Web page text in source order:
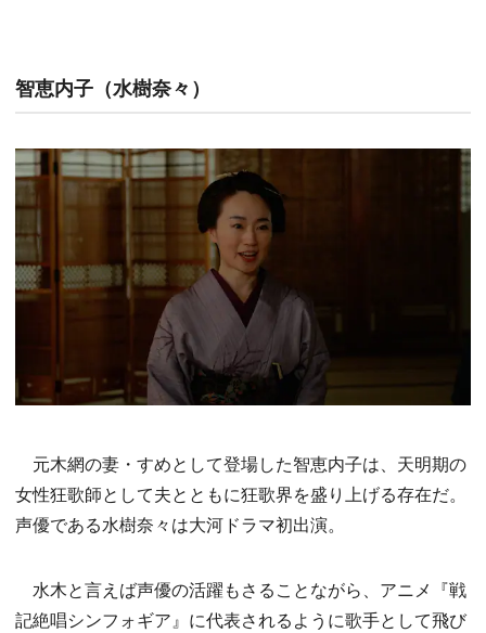
智恵内子（水樹奈々）
元木網の妻・すめとして登場した智恵内子は、天明期の
女性狂歌師として夫とともに狂歌界を盛り上げる存在だ。
声優である水樹奈々は大河ドラマ初出演。
水木と言えば声優の活躍もさることながら、アニメ『戦
記絶唱シンフォギア』に代表されるように歌手として飛び